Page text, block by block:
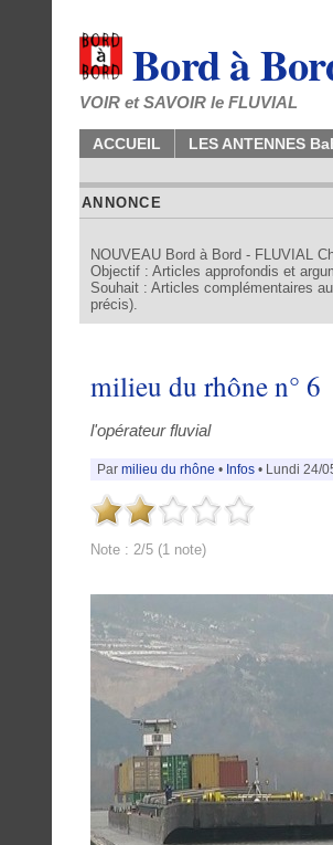
Bord à
VOIR et SAVOIR le FLUVIAL
ACCUEIL LES ANTENNES
ANNONCE
NOUVEAU Bord à Bord - FLUVIAL
Objectif : Articles approfondis et
Souhait : Articles complémentaires
précis).
milieu du rhône n° 6
l'opérateur fluvial
Par milieu du rhône • Infos • Lundi 24/
Note : 2/5 (1 note)